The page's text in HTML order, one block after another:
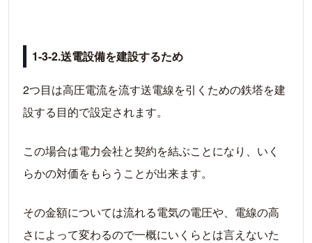
1-3-2.送電設備を建設するため
2つ目は高圧電流を流す送電線を引くための鉄塔を建
設する目的で設定されます。
この場合は電力会社と契約を結ぶことになり、いく
らかの対価をもらうことが出来ます。
その金額については流れる電気の電圧や、電線の高
さによって変わるので一概にいくらとは言えないた